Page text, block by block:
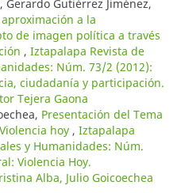
Gerardo Gutiérrez Jiménez,
a la
de imagen política a través
, Iztapalapa Revista de
Núm. 73/2 (2012):
ciudadanía y participación.
Tejera Gaona
Presentación del Tema
hoy , Iztapalapa
y Humanidades: Núm.
Violencia Hoy.
Alba, Julio Goicoechea